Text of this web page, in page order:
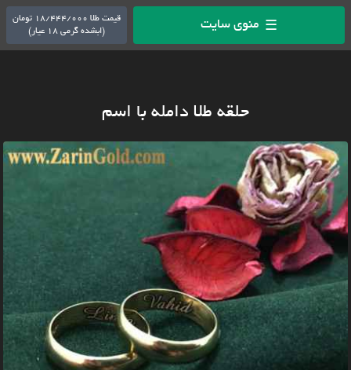
☰ منوی سایت
قیمت طلا 18/444/000 تومان
(ابشده گرمی 18 عیار)
حلقه طلا دامله با اسم